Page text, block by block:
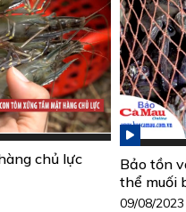
chủ lực
Bảo tồn
thể muối
09/08/